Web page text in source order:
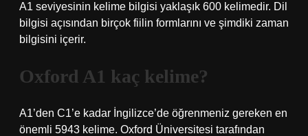
A1 seviyesinin kelime bilgisi yaklaşık 600 kelimedir. Dil
bilgisi açısından birçok fiilin formlarını ve şimdiki zaman
bilgisini içerir.
Oxford A1 kaç kelime?
A1’den C1’e kadar İngilizce’de öğrenmeniz gereken en
önemli 5943 kelime. Oxford Üniversitesi tarafından